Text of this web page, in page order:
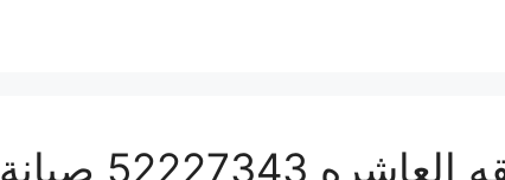
تصليح المنيوم المنطقه العاشره 52227343 صيانة